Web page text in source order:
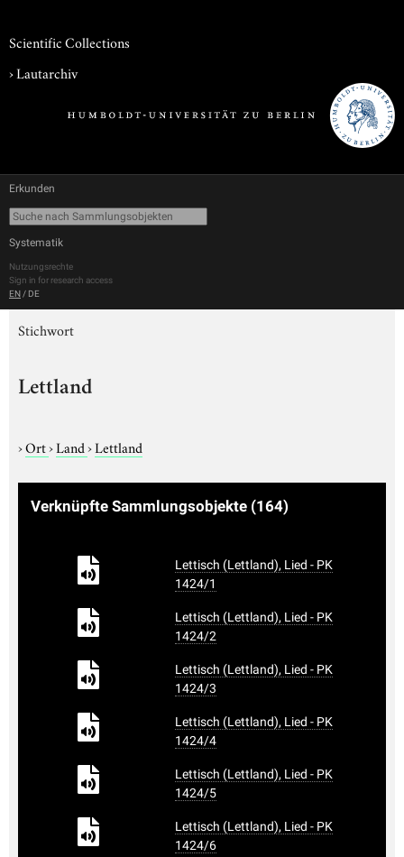
Scientific Collections
›Lautarchiv
Erkunden
Systematik
Nutzungsrechte
Sign in for research access
EN / DE
Stichwort
Lettland
›Ort›Land›Lettland
Verknüpfte Sammlungsobjekte (164)
Lettisch (Lettland), Lied - PK
1424/1
Lettisch (Lettland), Lied - PK
1424/2
Lettisch (Lettland), Lied - PK
1424/3
Lettisch (Lettland), Lied - PK
1424/4
Lettisch (Lettland), Lied - PK
1424/5
Lettisch (Lettland), Lied - PK
1424/6